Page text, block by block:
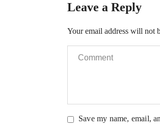
Leave a Reply
Your email address will not
Save my name, email,